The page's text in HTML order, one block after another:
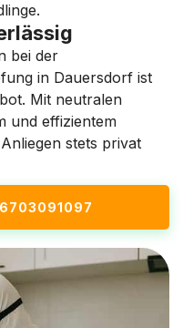
bei der
in Dauersdorf ist
Mit neutralen
und effizientem
stets privat